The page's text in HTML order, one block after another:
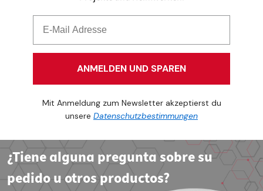
ANMELDEN UND SPAREN
Mit Anmeldung zum Newsletter akzeptierst du
unsere Datenschutzbestimmungen
¿Tiene alguna pregunta sobre su
pedido u otros productos?